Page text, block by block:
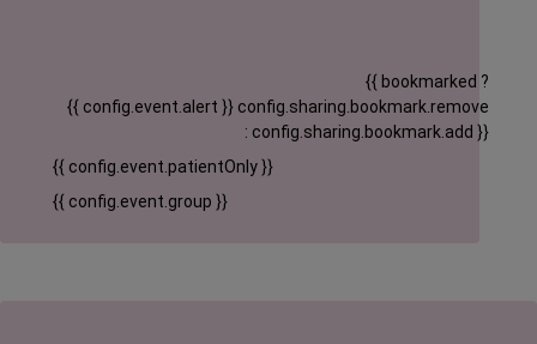
{{ config.event.alert }}
{{ bookmarked ?
config.sharing.bookmark.remove
: config.sharing.bookmark.add }}
{{ config.event.patientOnly }}
{{ config.event.group }}